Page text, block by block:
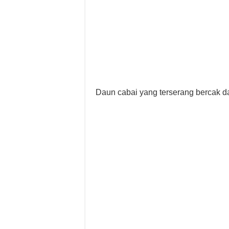
Daun cabai yang terserang bercak